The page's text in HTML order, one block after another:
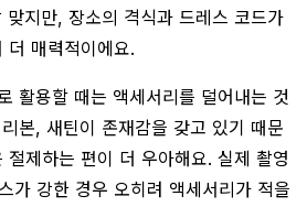
맞지만, 장소의 격식과 드레스 코드가
더 매력적이에요.
활용할 때는 액세서리를 덜어내는 것
본, 새틴이 존재감을 갖고 있기 때문
절제하는 편이 더 우아해요. 실제 촬영
가 강한 경우 오히려 액세서리가 적을